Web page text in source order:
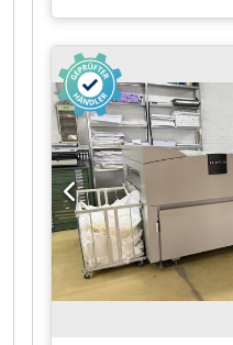
Verarbeitbares
Beschichtungseinheit:
für gestrichene und
Kartonagen,
laminierte/kaschierte
Kunststoffmedien.
Asrf Varnish High-
Lackschichtdicke:
Lackveredelung,
Lackierung sowie 3D-/
unter Strom,
Westeuropa Preis auf